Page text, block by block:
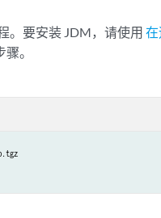
。要安装 JDM，请使用
。